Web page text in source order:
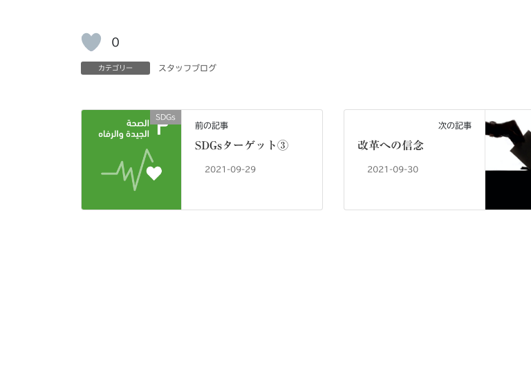
0
カテゴリー スタッフブログ
SDGs
前の記事
SDGsターゲット③
2021-09-29
次の記事
改革への信念
2021-09-30